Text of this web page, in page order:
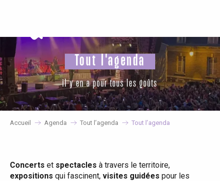
principal
Tout l'agenda
il y en a pour tous les goûts
Accueil Agenda Tout l’agenda Tout l’agenda
Concerts et spectacles à travers le territoire,
expositions qui fascinent, visites guidées pour les